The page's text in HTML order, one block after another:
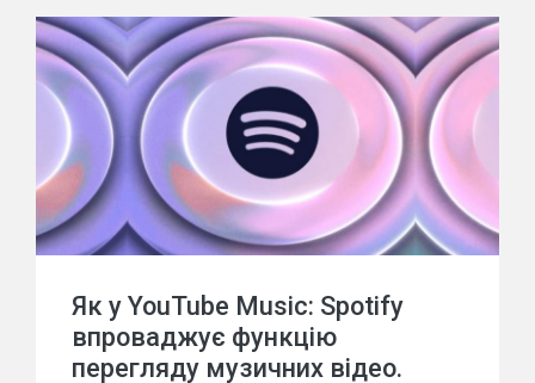
Як у YouTube Music: Spotify
впроваджує функцію
перегляду музичних відео.